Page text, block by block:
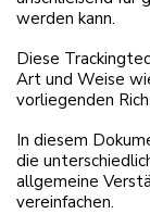
werden kann.
Diese
Art und Weise
vorliegenden
In diesem
die
allgemeine
vereinfachen.